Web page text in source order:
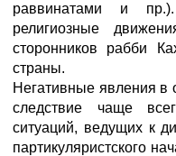
раввинатами и
религиозные
сторонников рабби
страны.
Негативные явления в
следствие чаще
ситуаций, ведущих к
партикуляристского